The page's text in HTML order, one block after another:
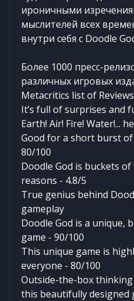
ироничными
мыслителей всех
внутри себя с Doodle
Более 1000 пресс-
различных игровых
Metacritics list of
It’s full of surprises and
Earth! Air! Fire! Water!...
Good for a short burst
80/100
Doodle God is buckets
reasons - 4.8/5
True genius behind
gameplay
Doodle God is a unique,
game - 90/100
This unique game is
everyone - 80/100
Outside-the-box
this beautifully designed